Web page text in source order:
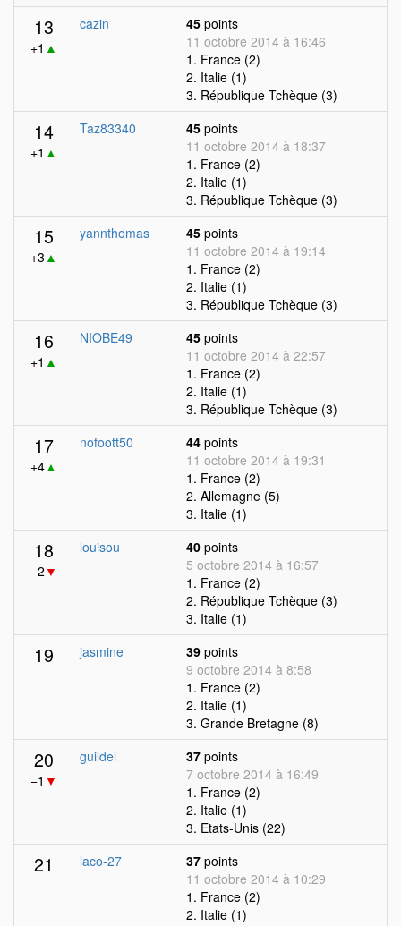
13
+1 ▲
cazin 45 points
11 octobre 2014 à 16:46
1. France (2)
2. Italie (1)
3. République Tchèque (3)
14
+1 ▲
Taz83340 45 points
11 octobre 2014 à 18:37
1. France (2)
2. Italie (1)
3. République Tchèque (3)
15
+3 ▲
yannthomas 45 points
11 octobre 2014 à 19:14
1. France (2)
2. Italie (1)
3. République Tchèque (3)
16
+1 ▲
NIOBE49 45 points
11 octobre 2014 à 22:57
1. France (2)
2. Italie (1)
3. République Tchèque (3)
17
+4▲
nofoott50 44 points
11 octobre 2014 à 19:31
1. France (2)
2. Allemagne (5)
3. Italie (1)
18
−2 ▼
louisou 40 points
5 octobre 2014 à 16:57
1. France (2)
2. République Tchèque (3)
3. Italie (1)
19 jasmine 39 points
9 octobre 2014 à 8:58
1. France (2)
2. Italie (1)
3. Grande Bretagne (8)
20
−1 ▼
guildel 37 points
7 octobre 2014 à 16:49
1. France (2)
2. Italie (1)
3. Etats-Unis (22)
21 laco-27 37 points
11 octobre 2014 à 10:29
1. France (2)
2. Italie (1)